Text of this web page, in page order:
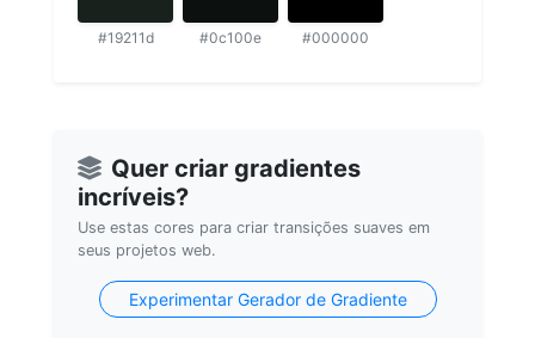
#19211d #0c100e #000000
Quer criar gradientes
incríveis?
Use estas cores para criar transições suaves em
seus projetos web.
Experimentar Gerador de Gradiente